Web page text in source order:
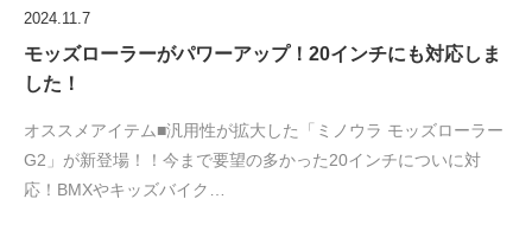
2024.11.7
モッズローラーがパワーアップ！20インチにも対応しま
した！
オススメアイテム■汎用性が拡大した「ミノウラ モッズローラー
G2」が新登場！！今まで要望の多かった20インチについに対
応！BMXやキッズバイク…